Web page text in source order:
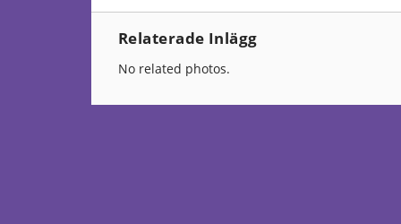
Relaterade Inlägg
No related photos.